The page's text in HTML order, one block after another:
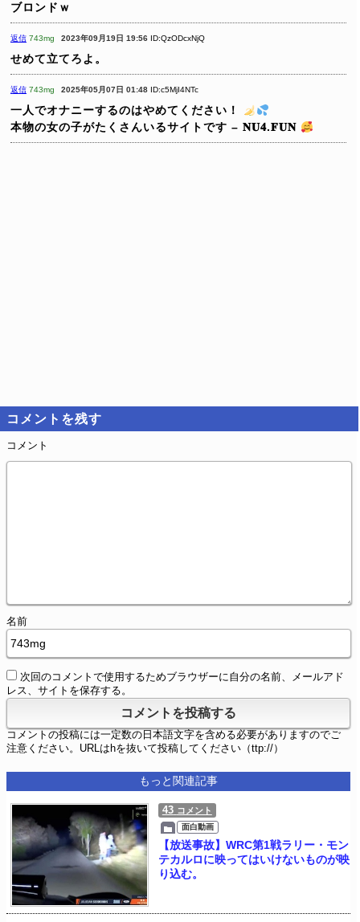
ブロンドｗ
返信 743mg 2023年09月19日 19:56 ID:QzODcxNjQ
せめて立てろよ。
返信 743mg 2025年05月07日 01:48 ID:c5MjI4NTc
一人でオナニーするのはやめてください！
本物の女の子がたくさんいるサイトです – 𝐍𝐔𝟒.𝐅𝐔𝐍
コメントを残す
コメント
名前
次回のコメントで使用するためブラウザーに自分の名前、メールアド
レス、サイトを保存する。
コメントの投稿には一定数の日本語文字を含める必要がありますのでご
注意ください。URLはhを抜いて投稿してください（ttp://）
もっと関連記事
43 コメント
面白動画
【放送事故】WRC第1戦ラリー・モン
テカルロに映ってはいけないものが映
り込む。